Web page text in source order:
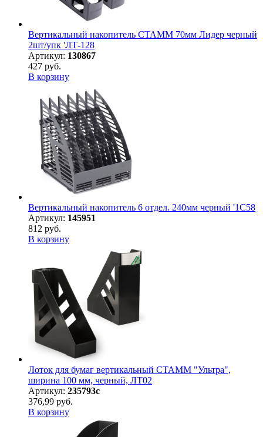
Вертикальный накопитель СТАММ 70мм Лидер черный
2шт/упк 'ЛТ-128
Артикул: 130867
427 руб.
В корзину
Вертикальный накопитель 6 отдел. 240мм черный '1C58
Артикул: 145951
812 руб.
В корзину
Лоток для бумаг вертикальный СТАММ "Ультра",
ширина 100 мм, черный, ЛТ02
Артикул: 235793с
376,99 руб.
В корзину